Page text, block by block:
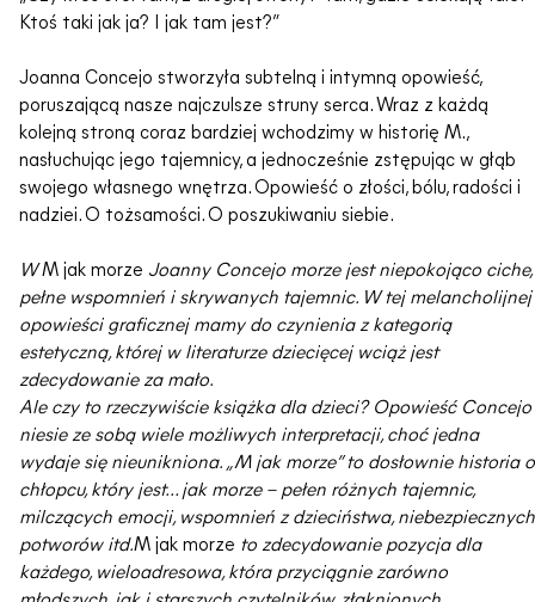
Ktoś taki jak ja? I jak tam jest?”
Joanna Concejo stworzyła subtelną i intymną opowieść,
poruszającą nasze najczulsze struny serca. Wraz z każdą
kolejną stroną coraz bardziej wchodzimy w historię M.,
nasłuchując jego tajemnicy, a jednocześnie zstępując w głąb
swojego własnego wnętrza. Opowieść o złości, bólu, radości i
nadziei. O tożsamości. O poszukiwaniu siebie.
WM jak morze Joanny Concejo morze jest niepokojąco ciche,
pełne wspomnień i skrywanych tajemnic. W tej melancholijnej
opowieści graficznej mamy do czynienia z kategorią
estetyczną, której w literaturze dziecięcej wciąż jest
zdecydowanie za mało.
Ale czy to rzeczywiście książka dla dzieci? Opowieść Concejo
niesie ze sobą wiele możliwych interpretacji, choć jedna
wydaje się nieunikniona. „M jak morze” to dosłownie historia o
chłopcu, który jest… jak morze – pełen różnych tajemnic,
milczących emocji, wspomnień z dzieciństwa, niebezpiecznych
potworów itd.M jak morze to zdecydowanie pozycja dla
każdego, wieloadresowa, która przyciągnie zarówno